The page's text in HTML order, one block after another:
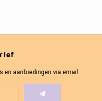
en aanbiedingen via email